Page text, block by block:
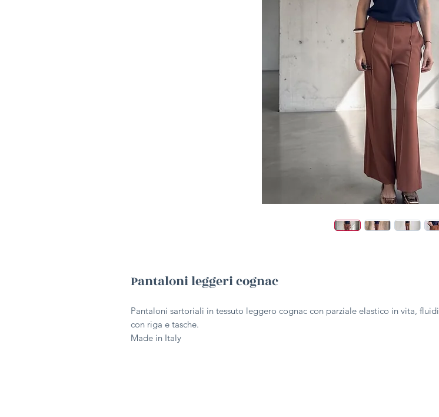
Pantaloni leggeri cognac
Pantaloni sartoriali in tessuto leggero cognac con parziale elastico in vita, fluidi
con riga e tasche.
Made in Italy